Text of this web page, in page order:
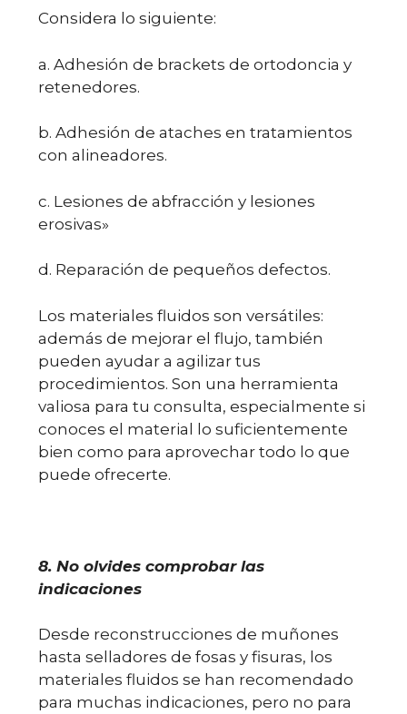
Considera lo siguiente:
a. Adhesión de brackets de ortodoncia y
retenedores.
b. Adhesión de ataches en tratamientos
con alineadores.
c. Lesiones de abfracción y lesiones
erosivas»
d. Reparación de pequeños defectos.
Los materiales fluidos son versátiles:
además de mejorar el flujo, también
pueden ayudar a agilizar tus
procedimientos. Son una herramienta
valiosa para tu consulta, especialmente si
conoces el material lo suficientemente
bien como para aprovechar todo lo que
puede ofrecerte.
8. No olvides comprobar las
indicaciones
Desde reconstrucciones de muñones
hasta selladores de fosas y fisuras, los
materiales fluidos se han recomendado
para muchas indicaciones, pero no para